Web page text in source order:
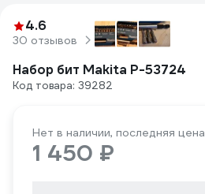
4.6
30 отзывов
Набор бит Makita P-53724
Код товара: 39282
Нет в наличии, последняя цена
1 450 ₽